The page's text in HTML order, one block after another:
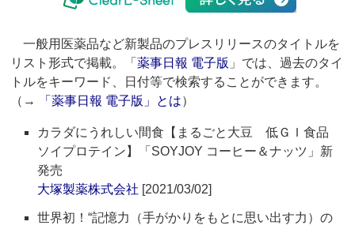
一般用医薬品など新製品のプレスリリースのタイトルを
リスト形式で掲載。「薬事日報 電子版 」では、過去のタイ
トルをキーワード、日付等で検索することができます。
（→
「薬事日報 電子版」とは）
カラダにうれしい間食【まるごと大豆 低ＧＩ食品
ソイプロテイン】「SOYJOY コーヒー＆ナッツ」新
発売
大塚製薬株式会社 [2021/03/02]
世界初！“記憶力（手がかりをもとに思い出す力）の